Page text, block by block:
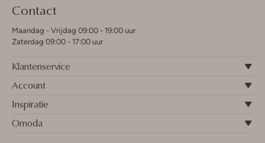
Contact
Maandag - Vrijdag 09:00 - 19:00 uur
Zaterdag 09:00 - 17:00 uur
Klantenservice
Account
Inspiratie
Omoda